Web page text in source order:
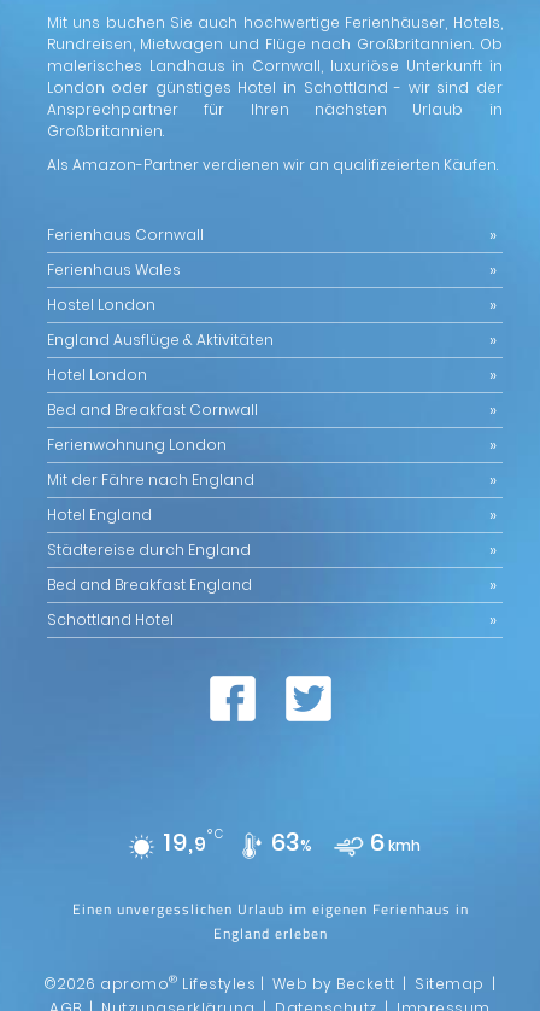
Mit uns buchen Sie auch hochwertige Ferienhäuser, Hotels,
Rundreisen, Mietwagen und Flüge nach Großbritannien. Ob
malerisches Landhaus in Cornwall, luxuriöse Unterkunft in
London oder günstiges Hotel in Schottland - wir sind der
Ansprechpartner für Ihren nächsten Urlaub in
Großbritannien.
Als Amazon-Partner verdienen wir an qualifizeierten Käufen.
Ferienhaus Cornwall
Ferienhaus Wales
Hostel London
England Ausflüge & Aktivitäten
Hotel London
Bed and Breakfast Cornwall
Ferienwohnung London
Mit der Fähre nach England
Hotel England
Städtereise durch England
Bed and Breakfast England
Schottland Hotel
19,9°C 63% 6kmh
Einen unvergesslichen Urlaub im eigenen Ferienhaus in
England erleben
©2026 apromo® Lifestyles | Web by Beckett | Sitemap |